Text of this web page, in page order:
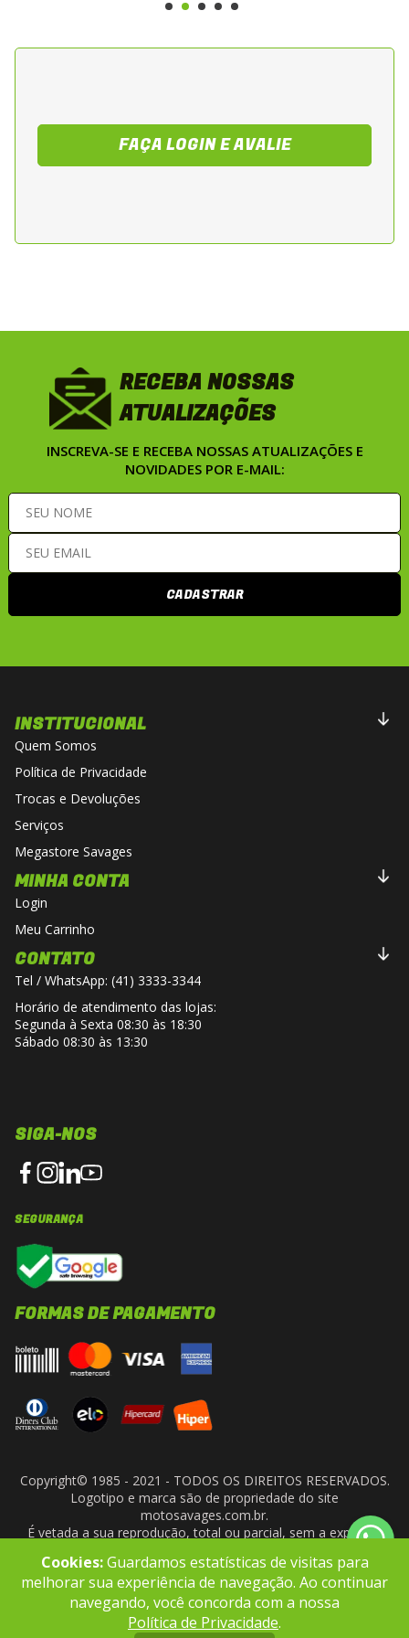
FAÇA LOGIN E AVALIE
RECEBA NOSSAS
ATUALIZAÇÕES
INSCREVA-SE E RECEBA NOSSAS ATUALIZAÇÕES E
NOVIDADES POR E-MAIL:
CADASTRAR
INSTITUCIONAL
Quem Somos
Política de Privacidade
Trocas e Devoluções
Serviços
Megastore Savages
MINHA CONTA
Login
Meu Carrinho
CONTATO
Tel / WhatsApp: (41) 3333-3344
Horário de atendimento das lojas:
Segunda à Sexta 08:30 às 18:30
Sábado 08:30 às 13:30
SIGA-NOS
SEGURANÇA
FORMAS DE PAGAMENTO
Copyright© 1985 - 2021 - TODOS OS DIREITOS RESERVADOS.
Logotipo e marca são de propriedade do site
motosavages.com.br.
É vetada a sua reprodução, total ou parcial, sem a expressa
- CNPJ: 10.927.924/0001-91
Cookies:Guardamos estatísticas de visitas para
melhorar sua experiência de navegação. Ao continuar
navegando, você concorda com a nossa
Política de Privacidade.